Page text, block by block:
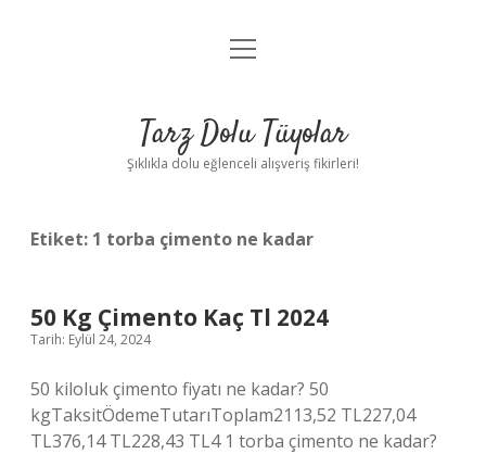
Anasayfa
Yasal Uyarı
menüyü
Tarz Dolu Tüyolar
Şıklıkla dolu eğlenceli alışveriş fikirleri!
Etiket: 1 torba çimento ne kadar
50 Kg Çimento Kaç Tl 2024
Tarih: Eylül 24, 2024
50 kiloluk çimento fiyatı ne kadar? 50
kgTaksitÖdemeTutarıToplam2113,52 TL227,04
TL376,14 TL228,43 TL4 1 torba çimento ne kadar?